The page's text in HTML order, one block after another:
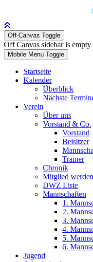
Off-Canvas Toggle
Off Canvas sidebar is empty
Mobile Menu Toggle
Startseite
Kalender
Überblick
Nächste
Verein
Über uns
Vorstand & Co.
Vorstand
Beisitzer
Trainer
Chronik
Mitglied werden
DWZ Liste
Mannschaften
1.
2.
3.
4.
5.
6.
Jugend